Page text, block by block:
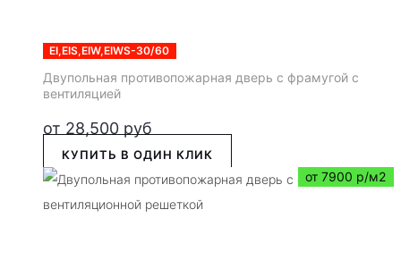
EI,EIS,EIW,EIWS-30/60
Двупольная противопожарная дверь с фрамугой с
вентиляцией
от 28,500 руб
КУПИТЬ В ОДИН КЛИК
от 7900 р/м2